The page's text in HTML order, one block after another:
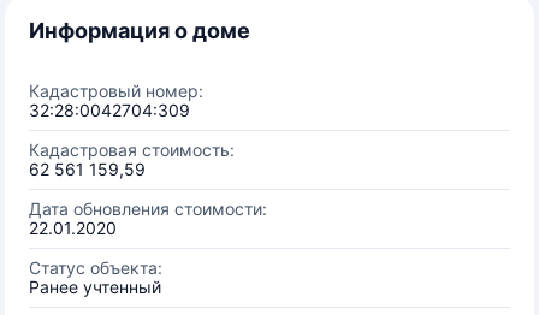
Информация о доме
Кадастровый номер:
32:28:0042704:309
Кадастровая стоимость:
62 561 159,59
Дата обновления стоимости:
22.01.2020
Статус объекта:
Ранее учтенный